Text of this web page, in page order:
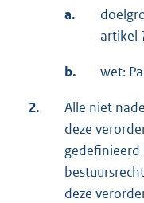
a.
artikel
b. wet:
2.
Alle niet
deze
gedefinieerd
deze